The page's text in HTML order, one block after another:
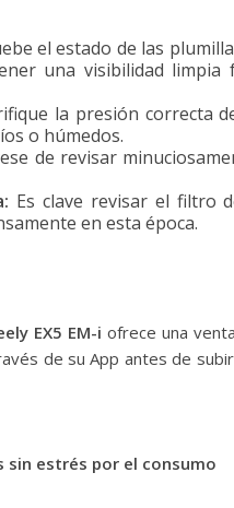
el estado de las
una visibilidad
la presión correcta
o húmedos.
de revisar
Es clave revisar el filtro
en esta época.
EX5 EM-i ofrece una
de su App antes de
sin estrés por el consumo